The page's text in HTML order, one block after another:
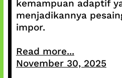
kemampuan adaptif
menjadikannya
impor.
Read more...
November 30, 2025